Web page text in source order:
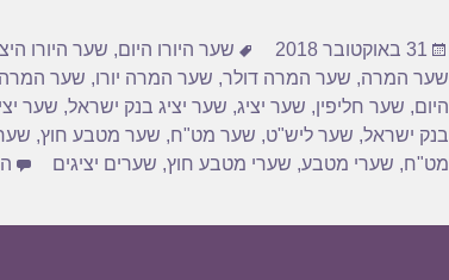
פורסם
בתאריך
31 באוקטובר 2018 תגיות
שער היורו היום, שער היורו
שער המרה, שער המרה דולר, שער המרה יורו, שער המרה
היום, שער חליפין, שער יציג, שער יציג בנק ישראל, שער
בנק ישראל, שער ליש"ט, שער מט"ח, שער מטבע חוץ,
מט"ח, שערי מטבע, שערי מטבע חוץ, שערים יציגים